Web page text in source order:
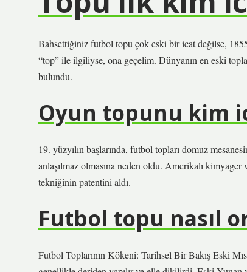
Bahsettiğiniz futbol topu çok eski bir icat değilse,
“top” ile ilgiliyse, ona geçelim. Dünyanın en eski
bulundu.
Oyun topunu kim
19. yüzyılın başlarında, futbol topları domuz
anlaşılmaz olmasına neden oldu. Amerikalı
tekniğinin patentini aldı.
Futbol topu nasıl
Futbol Toplarının Kökeni: Tarihsel Bir Bakış Eski